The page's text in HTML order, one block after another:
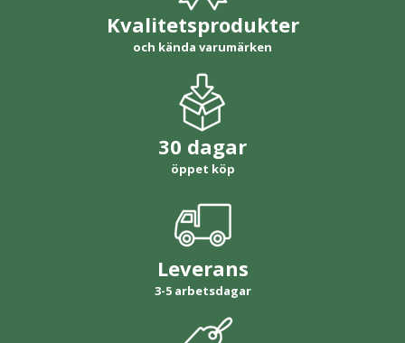
Kvalitetsprodukter
och kända varumärken
30 dagar
öppet köp
Leverans
3-5 arbetsdagar